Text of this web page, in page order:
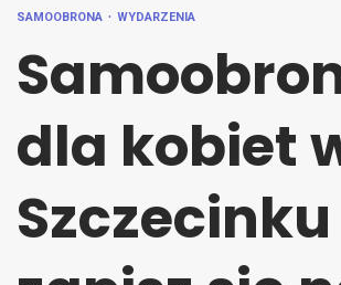
SAMOOBRONA WYDARZENIA
dla kobiet